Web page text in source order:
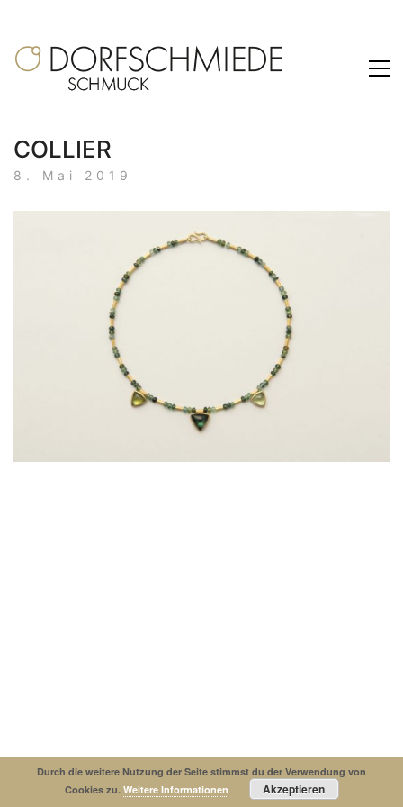
COLLIER
8. Mai 2019
© Copyright 2019. All Rights Reserved.
Durch die weitere Nutzung der Seite stimmst du der Verwendung von
Cookies zu. Weitere Informationen Akzeptieren